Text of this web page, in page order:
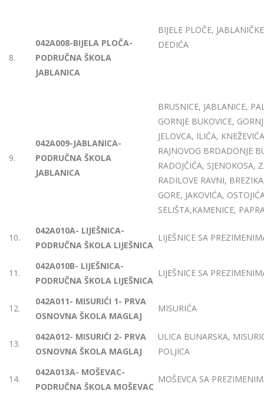
8.
042A008-BIJELA PLOČA-
PODRUČNA ŠKOLA
JABLANICA
BIJELE PLOČE,
DEDIĆA
9.
042A009-JABLANICA-
PODRUČNA ŠKOLA
JABLANICA
BRUSNICE, JABLANICE,
GORNJE BUKOVICE,
JELOVCA, ILIĆA,
RAJNOVOG BRDADONJE
RADOJČIĆA, SJENOKOSA,
RADILOVE RAVNI,
GORE, JAKOVIĆA,
SELIŠTA,KAMENICE,
10.
042A010A- LIJEŠNICA-
PODRUČNA ŠKOLA LIJEŠNICA
LIJEŠNICE SA
11.
042A010B- LIJEŠNICA-
PODRUČNA ŠKOLA LIJEŠNICA
LIJEŠNICE SA
12.
042A011- MISURIĆI 1- PRVA
OSNOVNA ŠKOLA MAGLAJ
MISURIĆA
13.
042A012- MISURIĆI 2- PRVA
OSNOVNA ŠKOLA MAGLAJ
ULICA BUNARSKA,
POLJICA
14.
042A013A- MOŠEVAC-
PODRUČNA ŠKOLA MOŠEVAC
MOŠEVCA SA